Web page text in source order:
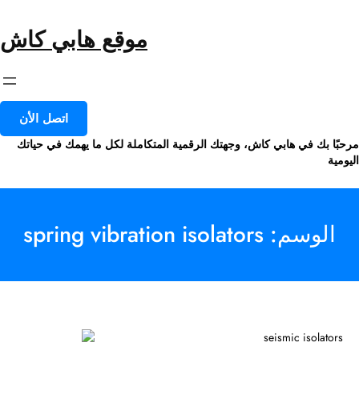
موقع هابي كاش
اتصل الأن
مرحبًا بك في هابي كاش، وجهتك الرقمية المتكاملة لكل ما يهمك في حياتك
اليومية
الوسم: spring vibration isolators